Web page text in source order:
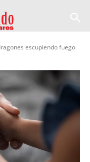
escupiendo fuego